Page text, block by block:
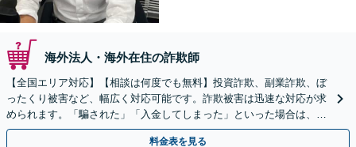
海外法人・海外在住の詐欺師
【全国エリア対応】【相談は何度でも無料】投資詐欺、副業詐欺、ぼ
ったくり被害など、幅広く対応可能です。詐欺被害は迅速な対応が求
められます。「騙された」「入金してしまった」といった場合は、お
早めにご相談ください。【電話・メール・WEB相談可】
料金表を見る